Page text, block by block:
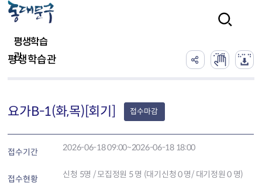
평생학습
관
평생학습관
요가B-1(화,목)[회기] 접수마감
접수기간 2026-06-18 09:00~2026-06-18 18:00
접수현황 신청 5명 / 모집정원 5 명 (대기신청 0 명/ 대기정원 0 명)